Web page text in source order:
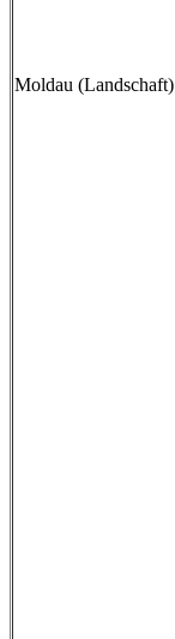
Moldau (Landschaft)